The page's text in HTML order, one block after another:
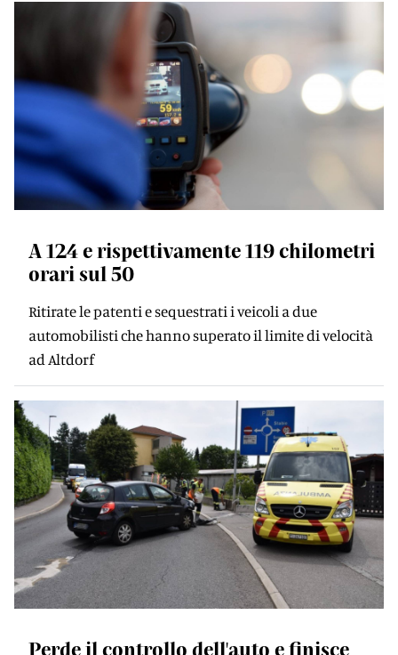
A 124 e rispettivamente 119 chilometri
orari sul 50
Ritirate le patenti e sequestrati i veicoli a due
automobilisti che hanno superato il limite di velocità
ad Altdorf
Perde il controllo dell'auto e finisce